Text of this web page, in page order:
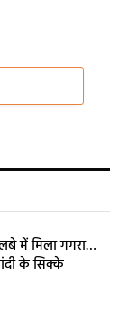
में मिला गगरा…
के सिक्के